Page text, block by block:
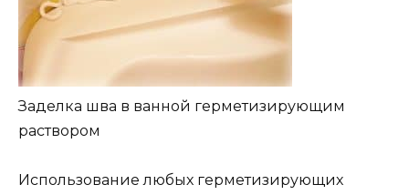
Заделка шва в ванной герметизирующим
раствором
Использование любых герметизирующих